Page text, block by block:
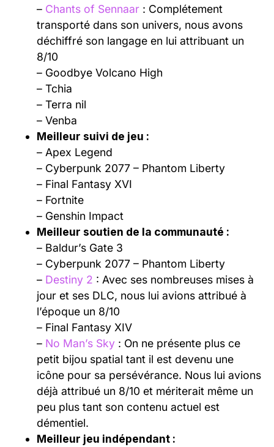
– Chants of Sennaar : Complétement
transporté dans son univers, nous avons
déchiffré son langage en lui attribuant un
8/10
– Goodbye Volcano High
– Tchia
– Terra nil
– Venba
Meilleur suivi de jeu :
– Apex Legend
– Cyberpunk 2077 – Phantom Liberty
– Final Fantasy XVI
– Fortnite
– Genshin Impact
Meilleur soutien de la communauté :
– Baldur’s Gate 3
– Cyberpunk 2077 – Phantom Liberty
– Destiny 2 : Avec ses nombreuses mises à
jour et ses DLC, nous lui avions attribué à
l’époque un 8/10
– Final Fantasy XIV
– No Man’s Sky : On ne présente plus ce
petit bijou spatial tant il est devenu une
icône pour sa persévérance. Nous lui avions
déjà attribué un 8/10 et mériterait même un
peu plus tant son contenu actuel est
démentiel.
Meilleur jeu indépendant :